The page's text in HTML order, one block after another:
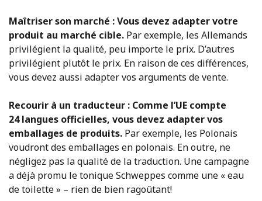
Maîtriser son marché : Vous devez adapter votre
produit au marché cible. Par exemple, les Allemands
privilégient la qualité, peu importe le prix. D’autres
privilégient plutôt le prix. En raison de ces différences,
vous devez aussi adapter vos arguments de vente.
Recourir à un traducteur : Comme l’UE compte
24 langues officielles, vous devez adapter vos
emballages de produits. Par exemple, les Polonais
voudront des emballages en polonais. En outre, ne
négligez pas la qualité de la traduction. Une campagne
a déjà promu le tonique Schweppes comme une « eau
de toilette » – rien de bien ragoûtant!